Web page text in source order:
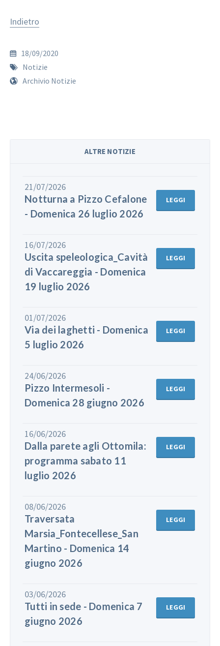
Indietro
18/09/2020
Notizie
Archivio Notizie
ALTRE NOTIZIE
21/07/2026
Notturna a Pizzo Cefalone
- Domenica 26 luglio 2026
LEGGI
16/07/2026
Uscita speleologica_Cavità
di Vaccareggia - Domenica
19 luglio 2026
LEGGI
01/07/2026
Via dei laghetti - Domenica
5 luglio 2026
LEGGI
24/06/2026
Pizzo Intermesoli -
Domenica 28 giugno 2026
LEGGI
16/06/2026
Dalla parete agli Ottomila:
programma sabato 11
luglio 2026
LEGGI
08/06/2026
Traversata
Marsia_Fontecellese_San
Martino - Domenica 14
giugno 2026
LEGGI
03/06/2026
Tutti in sede - Domenica 7
giugno 2026
LEGGI